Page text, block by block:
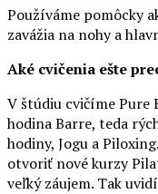
Používáme pomôcky
zavážia na nohy a
Aké cvičenia ešte
V štúdiu cvičíme Pure
hodina Barre, teda
hodiny, Jogu a
otvoriť nové kurzy
veľký záujem. Tak